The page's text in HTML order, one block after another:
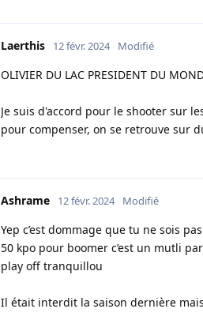
Laerthis 12 févr. 2024 Modifié
OLIVIER DU LAC PRESIDENT DU
Je suis d'accord pour le shooter sur
pour compenser, on se retrouve sur
Ashrame 12 févr. 2024 Modifié
Yep c’est dommage que tu ne sois
50 kpo pour boomer c’est un mutli
play off tranquillou
Il était interdit la saison dernière